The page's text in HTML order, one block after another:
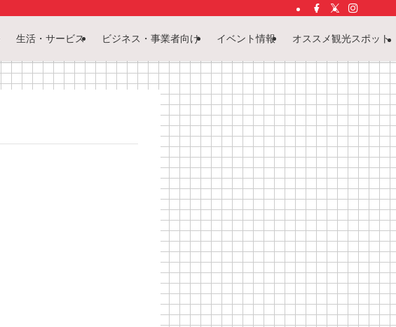
生活・サービス ビジネス・事業者向け イベント情報 オススメ観光スポット